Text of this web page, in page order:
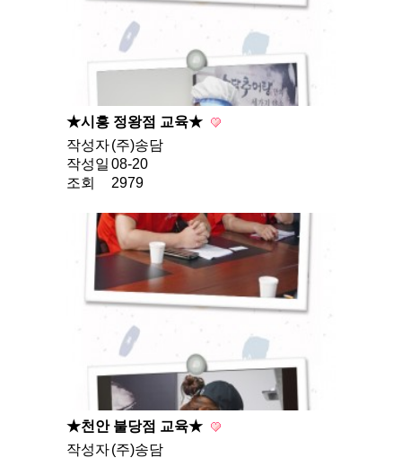
★시흥 정왕점 교육★
작성자(주)송담
작성일 08-20
조회
2979
★천안 불당점 교육★
작성자(주)송담